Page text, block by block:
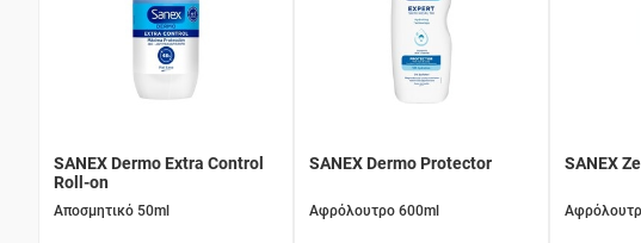
SANEX Dermo Extra Control
Roll-on
Αποσμητικό 50ml
SANEX Dermo Protector
Αφρόλουτρο 600ml
SANEX